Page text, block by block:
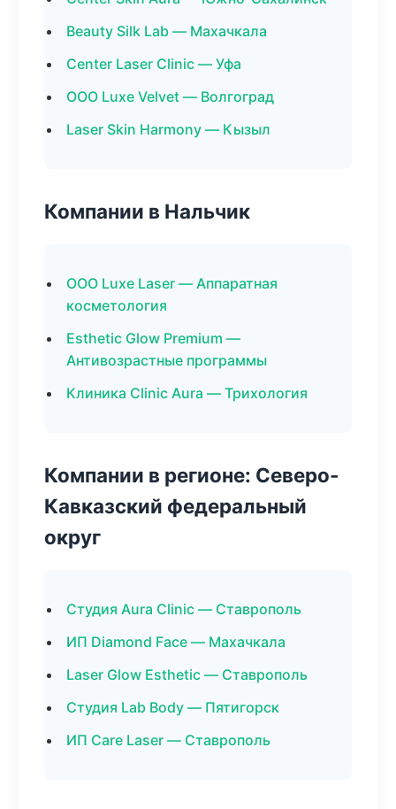
Beauty Silk Lab — Махачкала
Center Laser Clinic — Уфа
ООО Luxe Velvet — Волгоград
Laser Skin Harmony — Кызыл
Компании в Нальчик
ООО Luxe Laser — Аппаратная
косметология
Esthetic Glow Premium —
Антивозрастные программы
Клиника Clinic Aura — Трихология
Компании в регионе: Северо-
Кавказский федеральный
округ
Студия Aura Clinic — Ставрополь
ИП Diamond Face — Махачкала
Laser Glow Esthetic — Ставрополь
Студия Lab Body — Пятигорск
ИП Care Laser — Ставрополь